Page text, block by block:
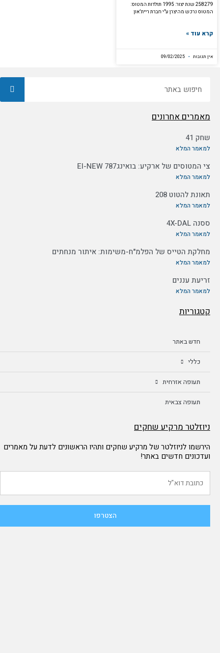
258279 שנת יצור: 1995 תולדות המטוס:
המטוס נרכש מהיצרן ע"י חברת ריית'און
קרא עוד »
אין תגובות
מאמרים אחרונים
שחק 41
למאמר המלא
צי המטוסים של ארקיע: בואינג787 EI-NEW
למאמר המלא
תאונת להטוט 208
למאמר המלא
ססנה 4X-DAL
למאמר המלא
מחלקת הטייס של הפלמ"ח-משימות: איתור מנחתים
למאמר המלא
זריעת עננים
למאמר המלא
קטגוריות
חדש באתר
כללי
תעופה אזרחית
תעופה צבאית
ניוזלטר מרקיע שחקים
הירשמו לניוזלטר של מרקיע שחקים ותהיו הראשונים לדעת על מאמרים
ועדכונים חדשים באתר!